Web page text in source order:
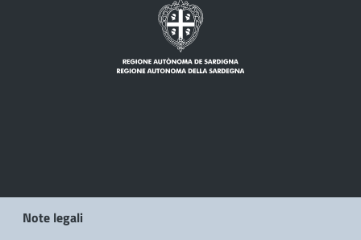
Note legali